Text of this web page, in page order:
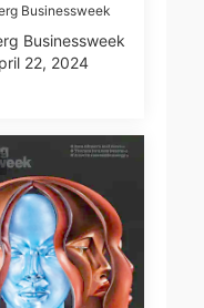
Businessweek
Businessweek
22, 2024